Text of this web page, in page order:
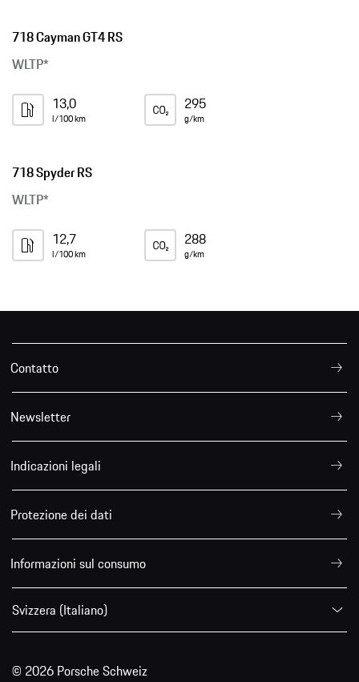
718 Cayman GT4 RS
WLTP*
13,0
l/100 km
295
g/km
718 Spyder RS
WLTP*
12,7
l/100 km
288
g/km
Contatto
Newsletter
Indicazioni legali
Protezione dei dati
Informazioni sul consumo
Svizzera (Italiano)
© 2026 Porsche Schweiz